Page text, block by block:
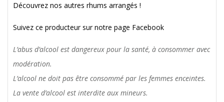
Découvrez nos autres rhums arrangés !
Suivez ce producteur sur notre page Facebook
L’abus d’alcool est dangereux pour la santé, à consommer avec
modération.
L’alcool ne doit pas être consommé par les femmes enceintes.
La vente d’alcool est interdite aux mineurs.